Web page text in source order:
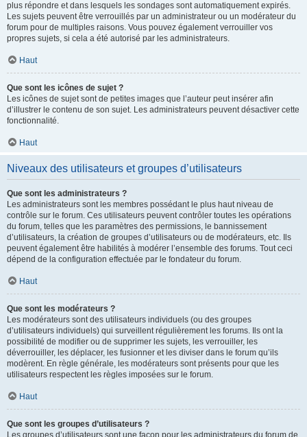
plus répondre et dans lesquels les sondages sont automatiquement expirés.
Les sujets peuvent être verrouillés par un administrateur ou un modérateur du
forum pour de multiples raisons. Vous pouvez également verrouiller vos
propres sujets, si cela a été autorisé par les administrateurs.
Haut
Que sont les icônes de sujet ?
Les icônes de sujet sont de petites images que l’auteur peut insérer afin
d’illustrer le contenu de son sujet. Les administrateurs peuvent désactiver cette
fonctionnalité.
Haut
Niveaux des utilisateurs et groupes d’utilisateurs
Que sont les administrateurs ?
Les administrateurs sont les membres possédant le plus haut niveau de
contrôle sur le forum. Ces utilisateurs peuvent contrôler toutes les opérations
du forum, telles que les paramètres des permissions, le bannissement
d’utilisateurs, la création de groupes d’utilisateurs ou de modérateurs, etc. Ils
peuvent également être habilités à modérer l’ensemble des forums. Tout ceci
dépend de la configuration effectuée par le fondateur du forum.
Haut
Que sont les modérateurs ?
Les modérateurs sont des utilisateurs individuels (ou des groupes
d’utilisateurs individuels) qui surveillent régulièrement les forums. Ils ont la
possibilité de modifier ou de supprimer les sujets, les verrouiller, les
déverrouiller, les déplacer, les fusionner et les diviser dans le forum qu’ils
modèrent. En règle générale, les modérateurs sont présents pour que les
utilisateurs respectent les règles imposées sur le forum.
Haut
Que sont les groupes d’utilisateurs ?
Les groupes d’utilisateurs sont une façon pour les administrateurs du forum de